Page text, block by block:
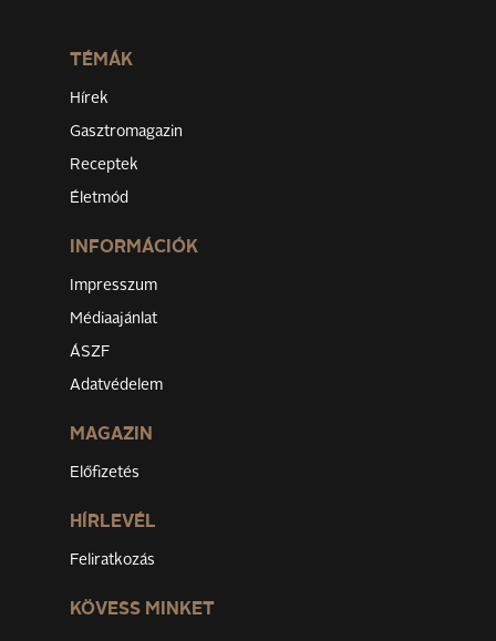
TÉMÁK
Hírek
Gasztromagazin
Receptek
Életmód
INFORMÁCIÓK
Impresszum
Médiaajánlat
ÁSZF
Adatvédelem
MAGAZIN
Előfizetés
HÍRLEVÉL
Feliratkozás
KÖVESS MINKET